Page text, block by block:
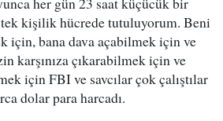
kişilik hücrede tutuluyorum. Beni
için, bana dava açabilmek için ve
karşınıza çıkarabilmek için ve
için FBI ve savcılar çok çalıştılar
dolar para harcadı.